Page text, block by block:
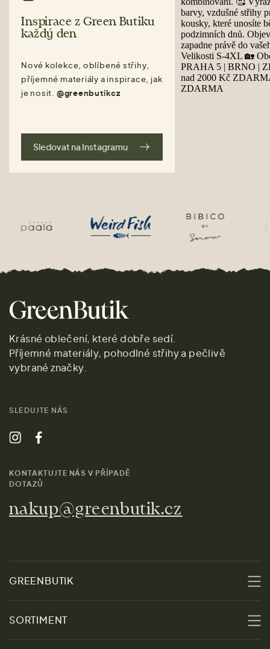
Inspirace z Green Butiku
každý den
Nové kolekce, oblíbené střihy,
příjemné materiály a inspirace, jak
je nosit. @greenbutikcz
Sledovat na Instagramu
Krásné oblečení, které dobře sedí.
Příjemné materiály, pohodlné střihy a pečlivě
vybrané značky.
SLEDUJTE NÁS
KONTAKTUJTE NÁS V PŘÍPADĚ
DOTAZŮ
nakup@greenbutik.cz
GREENBUTIK
Udržitelnost
SORTIMENT